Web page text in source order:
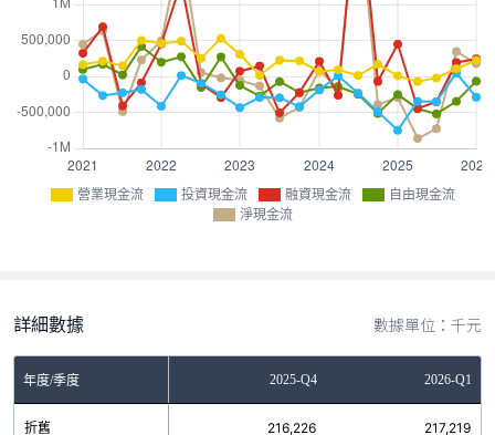
營業現金流 投資現金流 融資現金流
自由現金流
淨現金流
詳細數據 數據單位：千元
年度/季度 2025-Q4 2026-Q1
折舊 216,226 217,219